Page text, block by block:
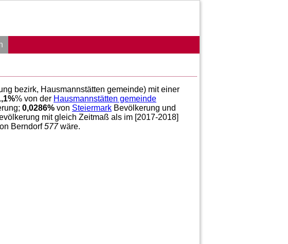
bezirk, Hausmannstätten gemeinde) mit einer
%% von der Hausmannstätten gemeinde
0,0286% von Steiermark Bevölkerung und
mit gleich Zeitmaß als im [2017-2018]
Berndorf577wäre.